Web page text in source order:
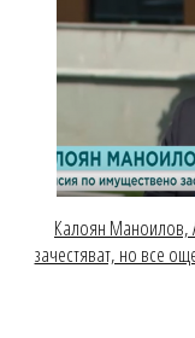
Калоян Маноилов,
зачестяват, но все